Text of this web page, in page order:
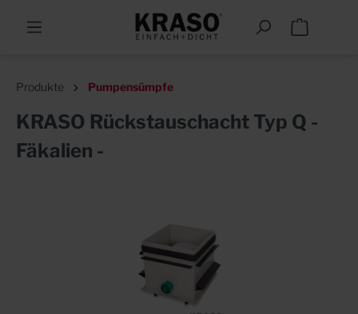
Produkte Pumpensümpfe
KRASO Rückstauschacht Typ Q -
Fäkalien -